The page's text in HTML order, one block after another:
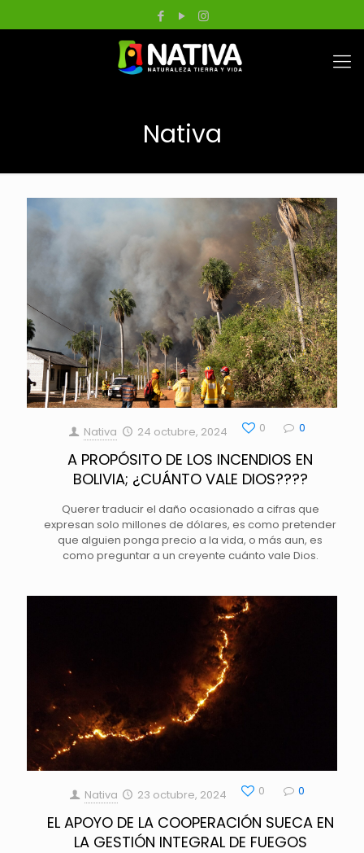
Nativa
Nativa 24 octubre, 2024 0 0
A PROPÓSITO DE LOS INCENDIOS EN
BOLIVIA; ¿CUÁNTO VALE DIOS????
Querer traducir el daño ocasionado a cifras que
expresan solo millones de dólares, es como pretender
que alguien ponga precio a la vida, o más aun, es
como preguntar a un creyente cuánto vale Dios.
Nativa 23 octubre, 2024 0 0
EL APOYO DE LA COOPERACIÓN SUECA EN
LA GESTIÓN INTEGRAL DE FUEGOS